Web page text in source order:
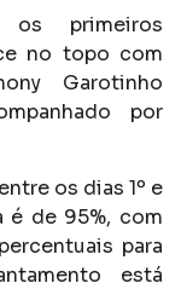
primeiros
no topo com
Garotinho
por
os dias 1º e
é de 95%, com
para
está